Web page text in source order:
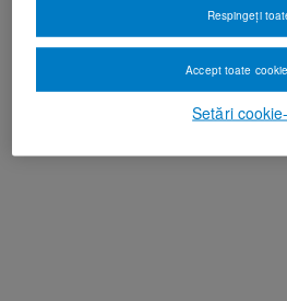
Setări
Respingeți
Accept toate